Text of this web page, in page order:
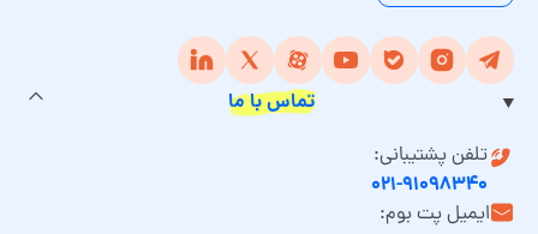
تماس با ما
تلفن پشتیبانی:
۰۲۱-۹۱۰۹۸۳۴۰
ایمیل پت بوم: